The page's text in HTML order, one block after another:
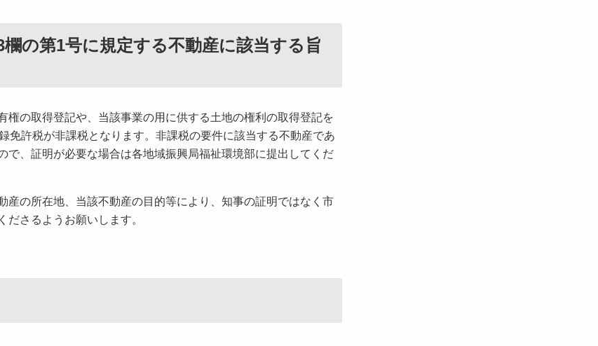
の第1号に規定する不動産に該当する旨
の取得登記や、当該事業の用に供する土地の権利の取得登記を
免許税が非課税となります。非課税の要件に該当する不動産であ
で、証明が必要な場合は各地域振興局福祉環境部に提出してくだ
の所在地、当該不動産の目的等により、知事の証明ではなく市
さるようお願いします。